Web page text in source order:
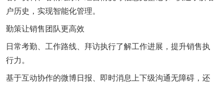
户历史，实现智能化管理。
勤策让销售团队更高效
日常考勤、工作路线、拜访执行了解工作进展，提升销售执
行力。
基于互动协作的微博日报、即时消息上下级沟通无障碍，还